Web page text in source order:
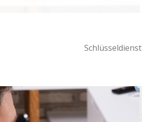
Schlüsseldienst